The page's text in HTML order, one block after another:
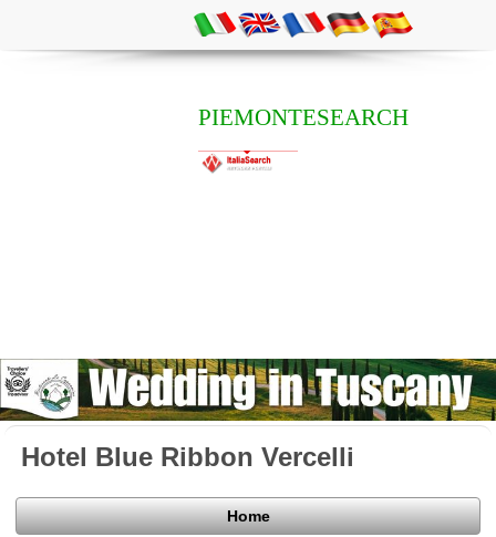
PIEMONTESEARCH
Hotel Blue Ribbon Vercelli
Home